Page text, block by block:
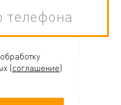
(соглашение)